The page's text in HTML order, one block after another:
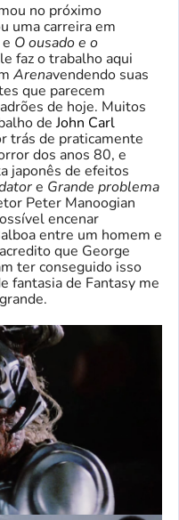
no próximo
uma carreira em
e O ousado e o
faz o trabalho aqui
Arenavendendo suas
que parecem
de hoje. Muitos
deJohn Carl
trás de praticamente
dos anos 80, e
japonês de efeitos
e Grande problema
Peter Manoogian
encenar
entre um homem e
que George
ter conseguido isso
fantasia de Fantasy me